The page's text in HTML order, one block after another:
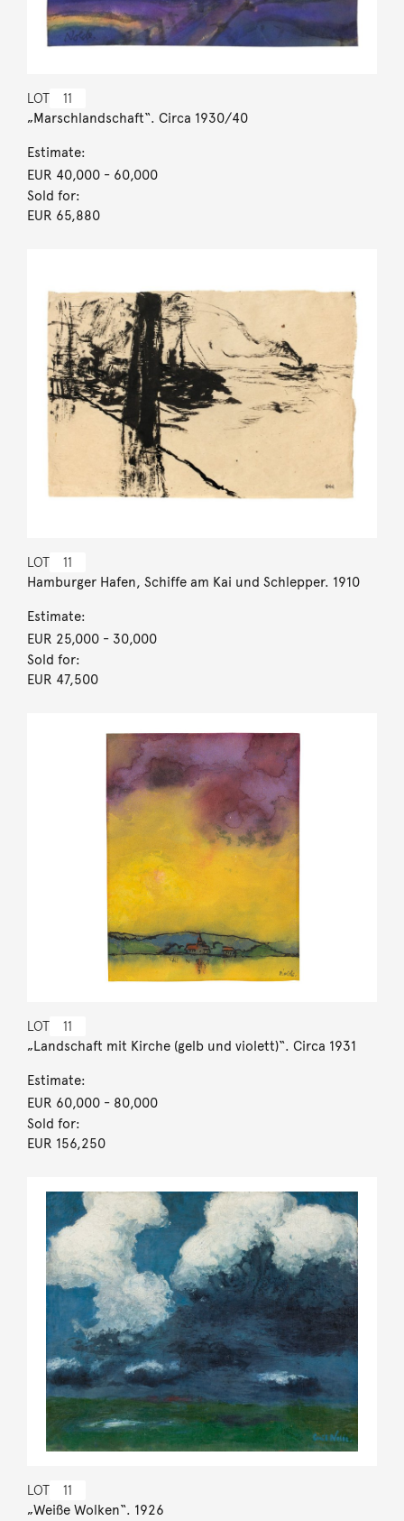
LOT 11
„Marschlandschaft“. Circa 1930/40
Estimate:
EUR 40,000- 60,000
Sold for:
EUR 65,880
LOT 11
Hamburger Hafen, Schiffe am Kai und Schlepper. 1910
Estimate:
EUR 25,000- 30,000
Sold for:
EUR 47,500
LOT 11
„Landschaft mit Kirche (gelb und violett)“. Circa 1931
Estimate:
EUR 60,000- 80,000
Sold for:
EUR 156,250
LOT 11
„Weiße Wolken“. 1926